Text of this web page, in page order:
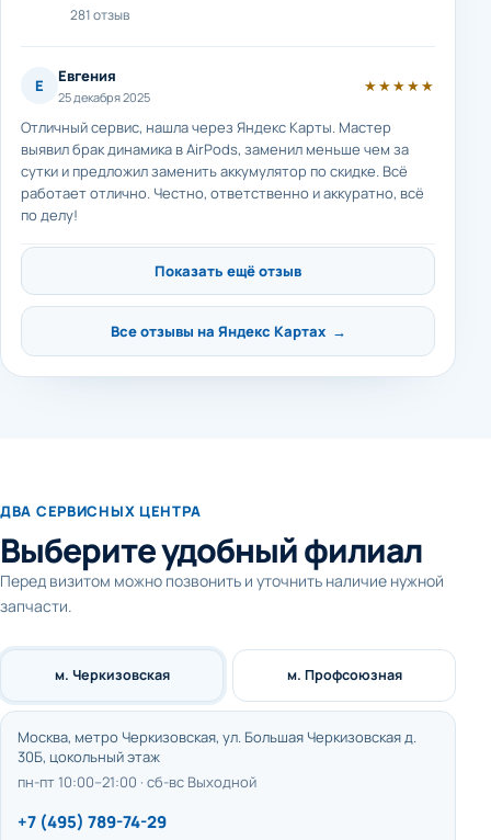
281 отзыв
Е Евгения
25 декабря 2025
★★★★★
Отличный сервис, нашла через Яндекс Карты. Мастер
выявил брак динамика в AirPods, заменил меньше чем за
сутки и предложил заменить аккумулятор по скидке. Всё
работает отлично. Честно, ответственно и аккуратно, всё
по делу!
Показать ещё отзыв
Все отзывы на Яндекс Картах →
ДВА СЕРВИСНЫХ ЦЕНТРА
Выберите удобный филиал
Перед визитом можно позвонить и уточнить наличие нужной
запчасти.
м. Черкизовская
Москва, метро Черкизовская, ул. Большая Черкизовская д.
30Б, цокольный этаж
пн-пт 10:00–21:00 · сб-вс Выходной
+7 (495) 789-74-29
м. Профсоюзная